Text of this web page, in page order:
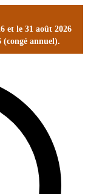
et le 31 août 2026
(congé annuel).